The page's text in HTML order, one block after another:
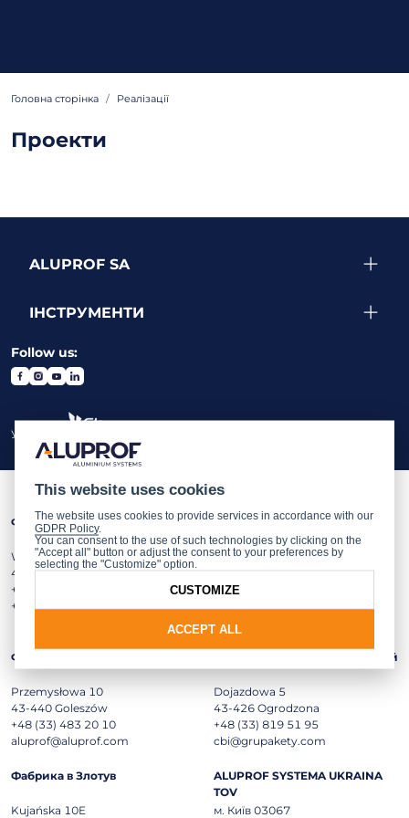
Головна сторінка Реалізації
Проекти
ALUPROF SA
ІНСТРУМЕНТИ
Follow us:
Учасник:
Фабрика в Бєльсько-Бялій
Warszawska 153
43-300 Bielsko-Biała
+48 (33) 819 53 00
+48 (33) 822 05 12 (fax)
Фабрика в Ополю
ul. Wschodnia 23a
+48 (77) 55 32 100
Фабрика в Голешові
Przemysłowa 10
43-440 Goleszów
+48 (33) 483 20 10
aluprof@aluprof.com
Центр досліджень та інновацій
Dojazdowa 5
43-426 Ogrodzona
+48 (33) 819 51 95
cbi@grupakety.com
Фабрика в Злотув
Kujańska 10E
ALUPROF SYSTEMA UKRAINA
TOV
м. Київ 03067
This website uses cookies
The website uses cookies to provide services in accordance with our
GDPR Policy.
You can consent to the use of such technologies by clicking on the
"Accept all" button or adjust the consent to your preferences by
selecting the "Customize" option.
ACCEPT ALL
CUSTOMIZE